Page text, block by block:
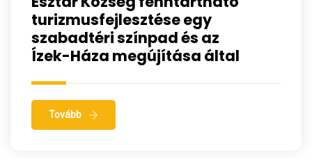
turizmusfejlesztése egy
szabadtéri színpad és az
Ízek-Háza megújítása által
Tovább